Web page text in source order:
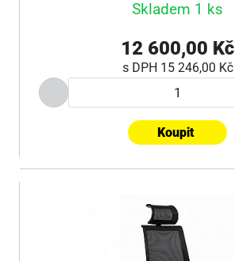
Skladem 1 ks
12 600,00 Kč
s DPH 15 246,00 Kč
Koupit